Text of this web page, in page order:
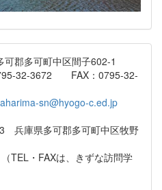
郡多可町中区間子602-1
FAX：0795-32-
sn@hyogo-c.ed.jp
兵庫県多可郡多可町中区牧野
、きずな訪問学